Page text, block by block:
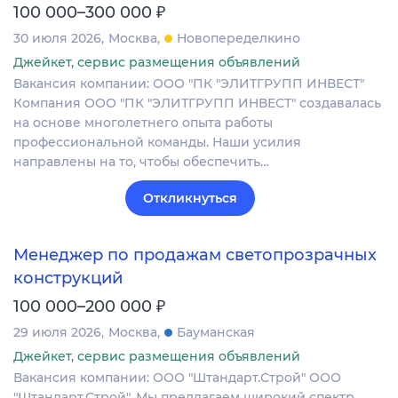
100 000–300 000 ₽
30 июля 2026 Москва
Новопеределкино
Джейкет, сервис размещения объявлений
Вакансия компании: ООО "ПК "ЭЛИТГРУПП ИНВЕСТ"
Компания ООО "ПК "ЭЛИТГРУПП ИНВЕСТ" создавалась
на основе многолетнего опыта работы
профессиональной команды. Наши усилия
направлены на то, чтобы обеспечить…
Откликнуться
Менеджер по продажам светопрозрачных
конструкций
100 000–200 000 ₽
29 июля 2026 Москва
Бауманская
Джейкет, сервис размещения объявлений
Вакансия компании: ООО "Штандарт.Строй" ООО